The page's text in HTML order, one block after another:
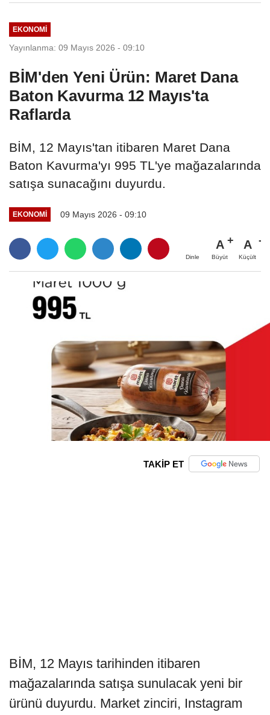
EKONOMI
Yayınlanma: 09 Mayıs 2026 - 09:10
BİM'den Yeni Ürün: Maret Dana
Baton Kavurma 12 Mayıs'ta
Raflarda
BİM, 12 Mayıs'tan itibaren Maret Dana
Baton Kavurma'yı 995 TL'ye mağazalarında
satışa sunacağını duyurdu.
EKONOMI 09 Mayıs 2026 - 09:10
Dinle
A
Büyüt
A
Küçült
TAKİP ET
BİM, 12 Mayıs tarihinden itibaren
mağazalarında satışa sunulacak yeni bir
ürünü duyurdu. Market zinciri, Instagram